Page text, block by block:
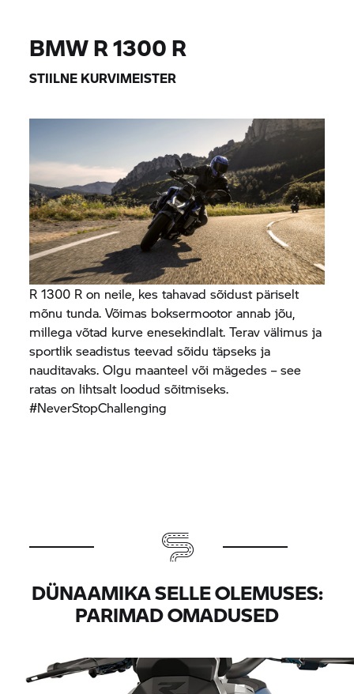
BMW R 1300 R
STIILNE KURVIMEISTER
R 1300 R on neile, kes tahavad sõidust päriselt
mõnu tunda. Võimas boksermootor annab jõu,
millega võtad kurve enesekindlalt. Terav välimus ja
sportlik seadistus teevad sõidu täpseks ja
nauditavaks. Olgu maanteel või mägedes – see
ratas on lihtsalt loodud sõitmiseks.
#NeverStopChallenging
DÜNAAMIKA SELLE OLEMUSES:
PARIMAD OMADUSED